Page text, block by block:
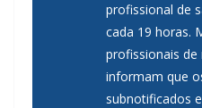
profissional de
cada 19 horas.
profissionais
informam que
subnotificados